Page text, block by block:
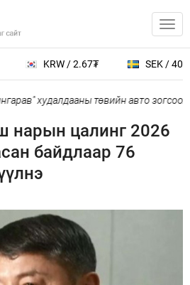
KRW / 2.67₮ SEK /
худалдааны төвийн авто
нарын цалинг 2026
байдлаар 76